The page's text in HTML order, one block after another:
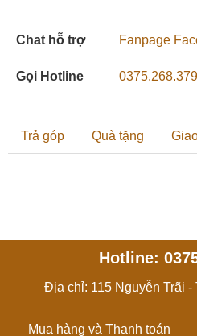
Chat hỗ trợ Fanpage
Gọi Hotline 0375.268.379
Trả góp Quà tặng
Hotline:
Địa chỉ: 115 Nguyễn Trãi -
Mua hàng và Thanh toán